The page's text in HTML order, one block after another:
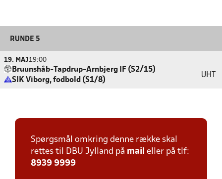
RUNDE 5
19. MAJ19:00
Bruunshåb-Tapdrup-Arnbjerg IF (S2/15)
SIK Viborg, fodbold (S1/8)
UHT
Spørgsmål omkring denne række skal
rettes til DBU Jylland på mail eller på tlf:
8939 9999